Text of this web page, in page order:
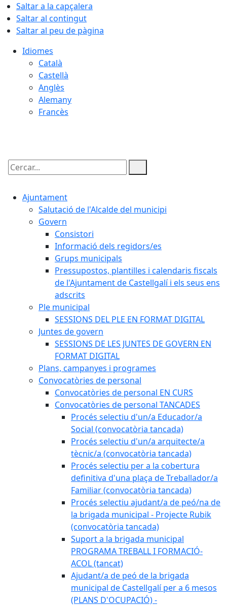
Saltar a la capçalera
Saltar al contingut
Saltar al peu de pàgina
Idiomes
Català
Castellà
Anglès
Alemany
Francès
Cercar:
Ajuntament
Salutació de l'Alcalde del municipi
Govern
Consistori
Informació dels regidors/es
Grups municipals
Pressupostos, plantilles i calendaris fiscals
de l'Ajuntament de Castellgalí i els seus ens
adscrits
Ple municipal
SESSIONS DEL PLE EN FORMAT DIGITAL
Juntes de govern
SESSIONS DE LES JUNTES DE GOVERN EN
FORMAT DIGITAL
Plans, campanyes i programes
Convocatòries de personal
Convocatòries de personal EN CURS
Convocatòries de personal TANCADES
Procés selectiu d'un/a Educador/a
Social (convocatòria tancada)
Procés selectiu d'un/a arquitecte/a
tècnic/a (convocatòria tancada)
Procés selectiu per a la cobertura
definitiva d'una plaça de Treballador/a
Familiar (convocatòria tancada)
Procés selectiu ajudant/a de peó/na de
la brigada municipal - Projecte Rubik
(convocatòria tancada)
Suport a la brigada municipal
PROGRAMA TREBALL I FORMACIÓ-
ACOL (tancat)
Ajudant/a de peó de la brigada
municipal de Castellgalí per a 6 mesos
(PLANS D'OCUPACIÓ) -